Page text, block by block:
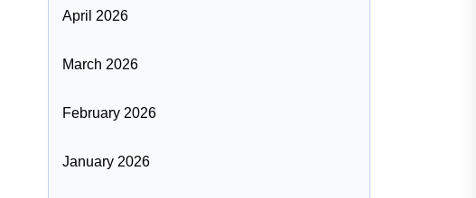
April 2026
March 2026
February 2026
January 2026